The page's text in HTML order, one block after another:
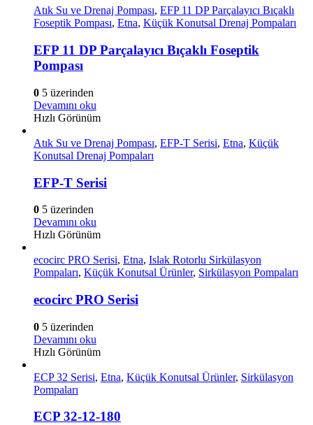
Atık Su ve Drenaj Pompası, EFP 11 DP Parçalayıcı Bıçaklı
Foseptik Pompası, Etna, Küçük Konutsal Drenaj Pompaları
EFP 11 DP Parçalayıcı Bıçaklı Foseptik
Pompası
0 5 üzerinden
Devamını oku
Hızlı Görünüm
Atık Su ve Drenaj Pompası, EFP-T Serisi, Etna, Küçük
Konutsal Drenaj Pompaları
EFP-T Serisi
0 5 üzerinden
Devamını oku
Hızlı Görünüm
ecocirc PRO Serisi, Etna, Islak Rotorlu Sirkülasyon
Pompaları, Küçük Konutsal Ürünler, Sirkülasyon Pompaları
ecocirc PRO Serisi
0 5 üzerinden
Devamını oku
Hızlı Görünüm
ECP 32 Serisi, Etna, Küçük Konutsal Ürünler, Sirkülasyon
Pompaları
ECP 32-12-180